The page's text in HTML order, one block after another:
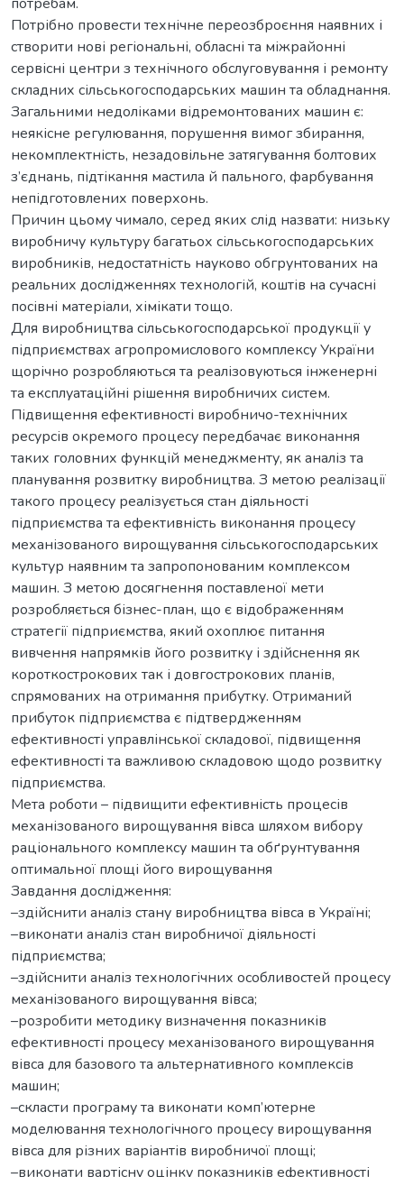
Потрібно провести технічне переозброєння наявних і
створити нові регіональні, обласні та міжрайонні
сервісні центри з технічного обслуговування і ремонту
складних сільськогосподарських машин та обладнання.
Загальними недоліками відремонтованих машин є:
неякісне регулювання, порушення вимог збирання,
некомплектність, незадовільне затягування болтових
з’єднань, підтікання мастила й пального, фарбування
непідготовлених поверхонь.
Причин цьому чимало, серед яких слід назвати: низьку
виробничу культуру багатьох сільськогосподарських
виробників, недостатність науково обгрунтованих на
реальних дослідженнях технологій, коштів на сучасні
посівні матеріали, хімікати тощо.
Для виробництва сільськогосподарської продукції у
підприємствах агропромислового комплексу України
щорічно розробляються та реалізовуються інженерні
та експлуатаційні рішення виробничих систем.
Підвищення ефективності виробничо-технічних
ресурсів окремого процесу передбачає виконання
таких головних функцій менеджменту, як аналіз та
планування розвитку виробництва. З метою реалізації
такого процесу реалізується стан діяльності
підприємства та ефективність виконання процесу
механізованого вирощування сільськогосподарських
культур наявним та запропонованим комплексом
машин. З метою досягнення поставленої мети
розробляється бізнес-план, що є відображенням
стратегії підприємства, який охоплює питання
вивчення напрямків його розвитку і здійснення як
короткострокових так і довгострокових планів,
спрямованих на отримання прибутку. Отриманий
прибуток підприємства є підтвердженням
ефективності управлінської складової, підвищення
ефективності та важливою складовою щодо розвитку
підприємства.
Мета роботи – підвищити ефективність процесів
механізованого вирощування вівса шляхом вибору
раціонального комплексу машин та обґрунтування
оптимальної площі його вирощування
Завдання дослідження:
–здійснити аналіз стану виробництва вівса в Україні;
–виконати аналіз стан виробничої діяльності
підприємства;
–здійснити аналіз технологічних особливостей процесу
механізованого вирощування вівса;
–розробити методику визначення показників
ефективності процесу механізованого вирощування
вівса для базового та альтернативного комплексів
машин;
–скласти програму та виконати комп’ютерне
моделювання технологічного процесу вирощування
вівса для різних варіантів виробничої площі;
–виконати вартісну оцінку показників ефективності